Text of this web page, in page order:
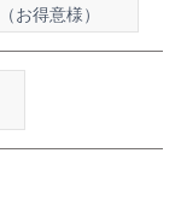
（お得意様）